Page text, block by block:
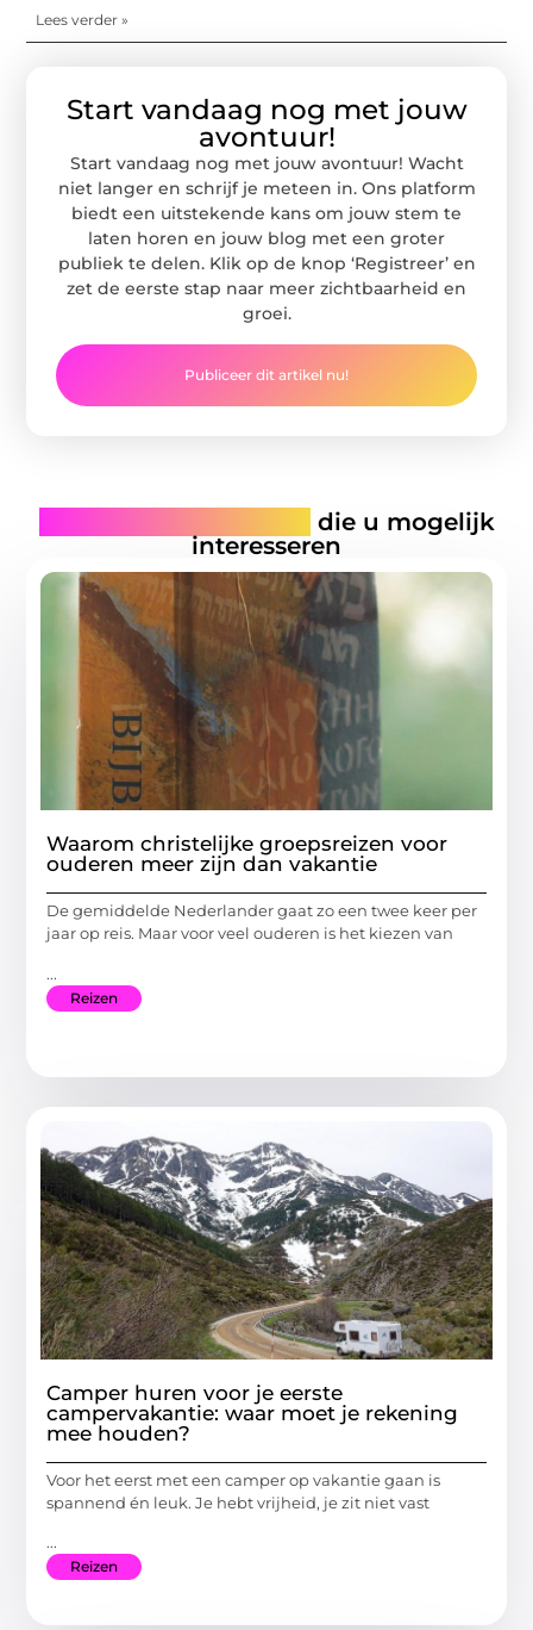
Lees verder »
Start vandaag nog met jouw
avontuur!
Start vandaag nog met jouw avontuur! Wacht
niet langer en schrijf je meteen in. Ons platform
biedt een uitstekende kans om jouw stem te
laten horen en jouw blog met een groter
publiek te delen. Klik op de knop ‘Registreer’ en
zet de eerste stap naar meer zichtbaarheid en
groei.
Publiceer dit artikel nu!
die u mogelijk
interesseren
Waarom christelijke groepsreizen voor
ouderen meer zijn dan vakantie
De gemiddelde Nederlander gaat zo een twee keer per
jaar op reis. Maar voor veel ouderen is het kiezen van
...
Reizen
Camper huren voor je eerste
campervakantie: waar moet je rekening
mee houden?
Voor het eerst met een camper op vakantie gaan is
spannend én leuk. Je hebt vrijheid, je zit niet vast
...
Reizen